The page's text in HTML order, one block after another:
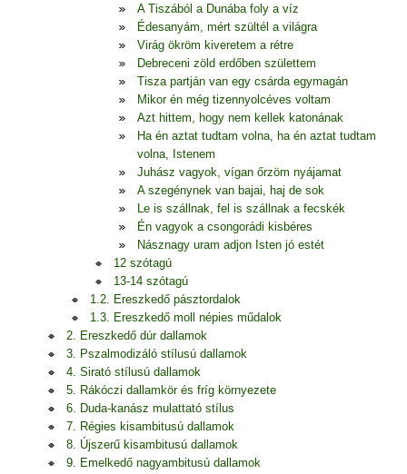
A Tiszából a Dunába foly a víz
Édesanyám, mért szültél a világra
Virág ökröm kiveretem a rétre
Debreceni zöld erdőben születtem
Tisza partján van egy csárda egymagán
Mikor én még tizennyolcéves voltam
Azt hittem, hogy nem kellek katonának
Ha én aztat tudtam volna, ha én aztat tudtam
volna, Istenem
Juhász vagyok, vígan őrzöm nyájamat
A szegénynek van bajai, haj de sok
Le is szállnak, fel is szállnak a fecskék
Én vagyok a csongorádi kisbéres
Násznagy uram adjon Isten jó estét
12 szótagú
13-14 szótagú
1.2. Ereszkedő pásztordalok
1.3. Ereszkedő moll népies műdalok
2. Ereszkedő dúr dallamok
3. Pszalmodizáló stílusú dallamok
4. Sirató stílusú dallamok
5. Rákóczi dallamkör és fríg környezete
6. Duda-kanász mulattató stílus
7. Régies kisambitusú dallamok
8. Újszerű kisambitusú dallamok
9. Emelkedő nagyambitusú dallamok